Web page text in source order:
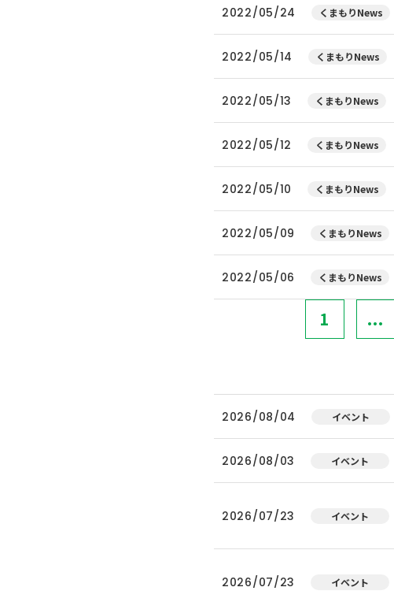
2022/05/24 くまもりNews
2022/05/14 くまもりNews
2022/05/13 くまもりNews
2022/05/12 くまもりNews
2022/05/10 くまもりNews
2022/05/09 くまもりNews
2022/05/06 くまもりNews
1 ...
2026/08/04 イベント
2026/08/03 イベント
2026/07/23 イベント
2026/07/23 イベント